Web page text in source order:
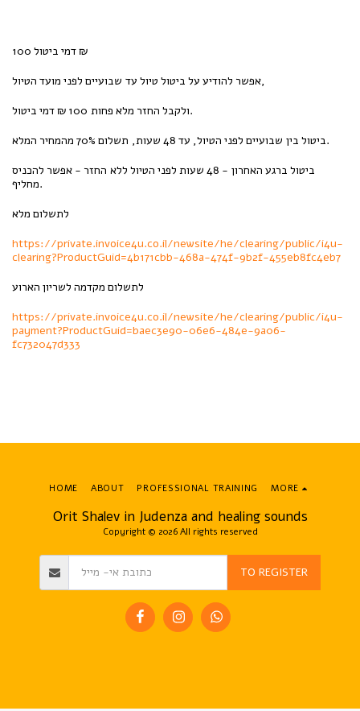
דמי ביטול 100 ₪
אפשר להודיע על ביטול טיול עד שבועיים לפני מועד הטיול,
ולקבל החזר מלא פחות 100 ₪ דמי ביטול.
ביטול בין שבועיים לפני הטיול, עד 48 שעות, תשלום 70% מהמחיר המלא.
ביטול ברגע האחרון - 48 שעות לפני הטיול ללא החזר - אפשר להכניס
מחליף.
https://private.invoice4u.co.il/newsite/he/clearing/public/i4u-
clearing?ProductGuid=4b171cbb-468a-474f-9b2f-455eb8fc4eb7
https://private.invoice4u.co.il/newsite/he/clearing/public/i4u-
payment?ProductGuid=baec3e90-06e6-484e-9a06-
fc732047d333
Orit Shalev in Judenza and healing sounds
Copyright © 2026 All rights reserved
HOME ABOUT PROFESSIONAL TRAINING MORE
TO REGISTER